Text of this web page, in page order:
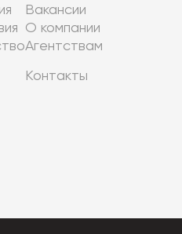
Вакансии
О компании
Агентствам
Контакты